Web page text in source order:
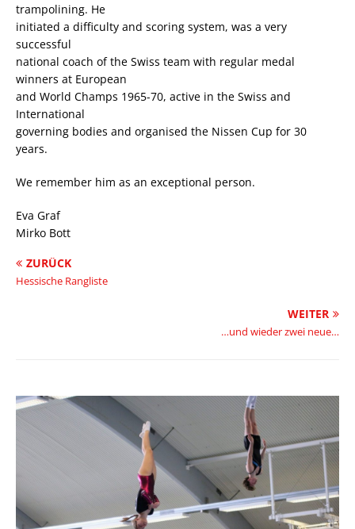
trampolining. He
initiated a difficulty and scoring system, was a very
successful
national coach of the Swiss team with regular medal
winners at European
and World Champs 1965-70, active in the Swiss and
International
governing bodies and organised the Nissen Cup for 30
years.
We remember him as an exceptional person.
Eva Graf
Mirko Bott
ZURÜCK
Hessische Rangliste
WEITER
…und wieder zwei neue…